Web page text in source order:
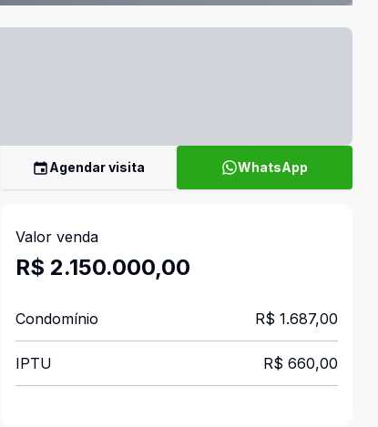
Agendar visita WhatsApp
Valor venda
R$ 2.150.000,00
Condomínio R$ 1.687,00
IPTU R$ 660,00